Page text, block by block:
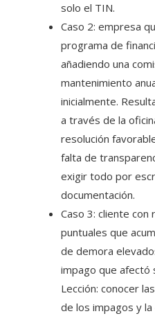
solo el TIN.
Caso 2: empresa
programa de
añadiendo una
mantenimiento
inicialmente.
a través de la
resolución
falta de
exigir todo por
documentación.
Caso 3: cliente con
puntuales que
de demora
impago que afectó
Lección: conocer
de los impagos y